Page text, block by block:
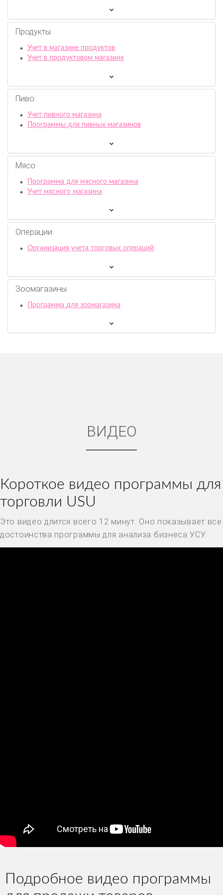
Продукты
Учет в магазине продуктов
Учет в продуктовом магазине
Пиво
Учет пивного магазина
Программы для пивных магазинов
Мясо
Программа для мясного магазина
Учет мясного магазина
Операции
Организация учета торговых операций
Зоомагазины
Программа для зоомагазина
ВИДЕО
Короткое видео программы для
торговли USU
Это видео длится всего 12 минут. Оно показывает все
достоинства программы для анализа бизнеса УСУ.
Подробное видео программы